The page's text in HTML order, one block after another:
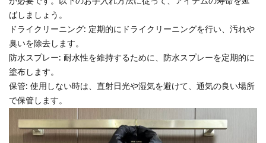
ばしましょう。
ドライクリーニング: 定期的にドライクリーニングを行い、汚れや
臭いを除去します。
防水スプレー: 耐水性を維持するために、防水スプレーを定期的に
塗布します。
保管: 使用しない時は、直射日光や湿気を避けて、通気の良い場所
で保管します。